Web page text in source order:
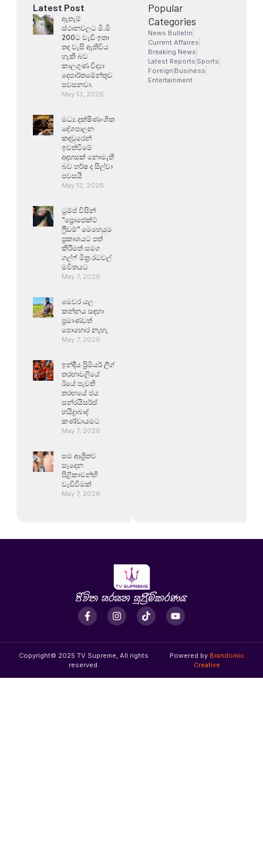
Latest Post
ඇතැම්
ස්ථානවලට මි.මි
200ට වැඩි ඉතා
තද වැසි ඇතිවිය
හැකි බව
කාලගුණ විද්‍යා
දෙපාර්තමේන්තුව
පවසනවා.
May 13, 2026
මධ්‍ය දක්ෂිණාංශික
දේශපාලන
කඳවුරෙන්
ඉවත්වීමේ
අදහසක් නොමැති
බව හර්ෂ ද සිල්වා
පවසයි
May 13, 2026
ට්‍රම්ප් විසින්
“ප්‍රොජෙක්ට්
ෆ්‍රීඩම්” මෙහෙයුම
ප්‍රකාශයට පත්
කිරීමත් සමග
ගල්ෆ් මිත්‍ර රටවල්
මවිතයට
May 7, 2026
මෙවර යල
කන්නය සඳහා
ප්‍රමාණවත්
පොහොර නැහැ
May 7, 2026
ඉන්දීය ප්‍රිමියර් ලීග්
තරඟාවලියේ
ඊයේ පැවති
තරඟයේ ජය
සන්රයිසර්ස්
හයිද්‍රාබාද්
කණ්ඩායමට
May 7, 2026
සම ආශ්‍රිතව
සෑදෙන
පිළිකාවන්හි
වැඩිවීමක්
May 7, 2026
Popular
Categories
News Bulletin
Current Affaires
Breaking News
Latest Reports Sports
Foreign Business
Entertainment
Copyright© 2025 TV Supreme, All rights
reserved.
Powered by Brandomic
Creative